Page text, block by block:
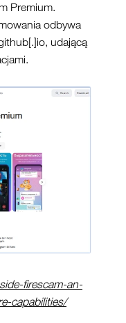
Premium.
odbywa
[.]io, udającą
firescam-an-
capabilities/